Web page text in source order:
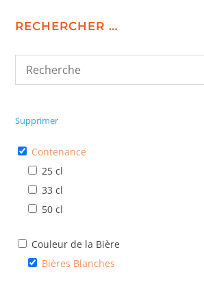
RECHERCHER …
Supprimer
Contenance
25 cl
33 cl
50 cl
Couleur de la Bière
Bières Blanches